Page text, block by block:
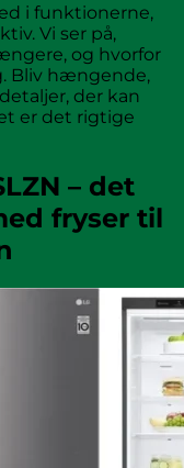
i funktionerne,
Vi ser på,
og hvorfor
Bliv hængende,
der kan
er det rigtige
– det
fryser til